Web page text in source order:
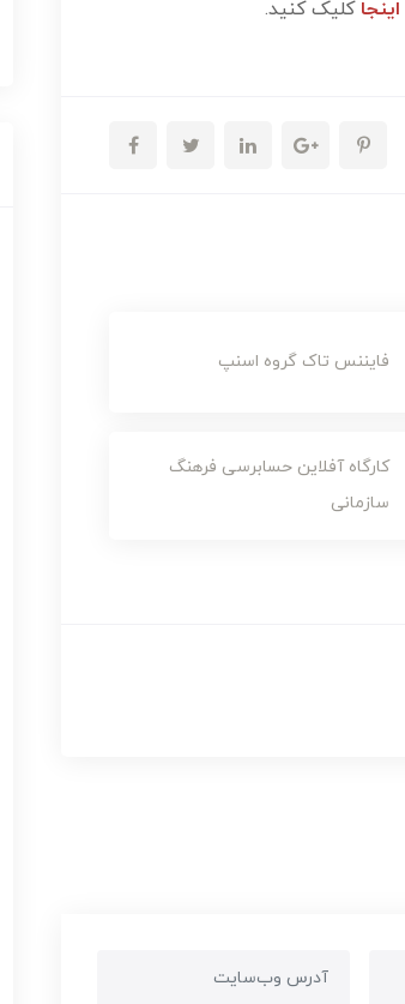
اینجا کلیک کنید.
فایننس تاک گروه اسنپ
کارگاه آفلاین حسابرسی فرهنگ
سازمانی